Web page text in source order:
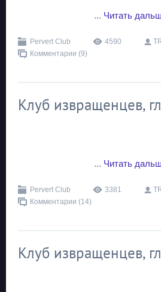
... Читать
Pervert Club 4590
Комментарии (9)
Клуб извращенцев,
... Читать
Pervert Club 3381
Комментарии (14)
Клуб извращенцев,